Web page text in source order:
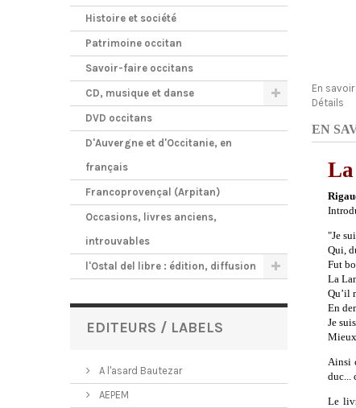
Histoire et société
Patrimoine occitan
Savoir-faire occitans
CD, musique et danse
DVD occitans
D'Auvergne et d'Occitanie, en
français
Francoprovençal (Arpitan)
Occasions, livres anciens,
introuvables
l'Ostal del libre : édition, diffusion
EDITEURS / LABELS
A l'asard Bautezar
AEPEM
En
Détails
EN
"Je
Qui,
Fut
La
Qu’il
En
Je
Ainsi
duc...
Le